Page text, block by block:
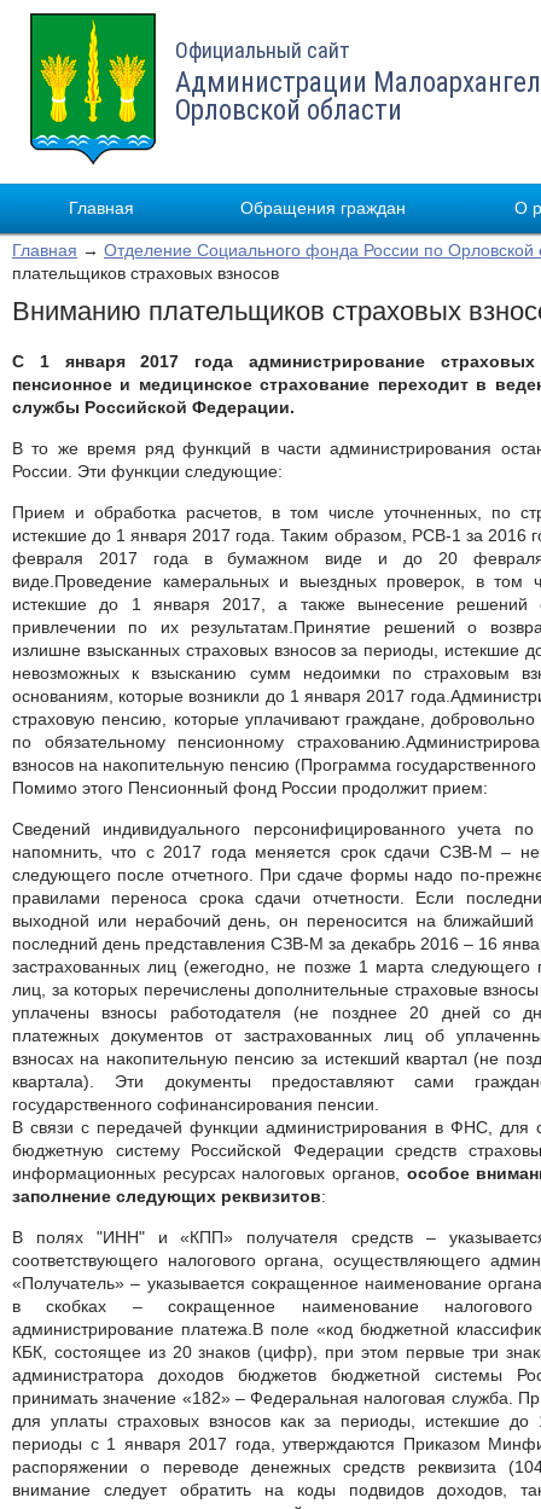
Официальный сайт
Администрации
Орловской области
Главная Обращения граждан О
Главная → Отделение Социального фонда России по Орловской
плательщиков страховых взносов
Вниманию плательщиков страховых
С 1 января 2017 года администрирование страховых
пенсионное и медицинское страхование переходит в
службы Российской Федерации.
В то же время ряд функций в части администрирования
России. Эти функции следующие:
Прием и обработка расчетов, в том числе уточненных, по
истекшие до 1 января 2017 года. Таким образом, РСВ-1 за 2016
февраля 2017 года в бумажном виде и до 20
виде.Проведение камеральных и выездных проверок, в том
истекшие до 1 января 2017, а также вынесение решений
привлечении по их результатам.Принятие решений о
излишне взысканных страховых взносов за периоды, истекшие
невозможных к взысканию сумм недоимки по страховым
основаниям, которые возникли до 1 января 2017
страховую пенсию, которые уплачивают граждане,
по обязательному пенсионному
взносов на накопительную пенсию (Программа
Помимо этого Пенсионный фонд России продолжит прием:
Сведений индивидуального персонифицированного
напомнить, что с 2017 года меняется срок сдачи СЗВ-М –
следующего после отчетного. При сдаче формы надо по-
правилами переноса срока сдачи отчетности. Если
выходной или нерабочий день, он переносится на
последний день представления СЗВ-М за декабрь 2016 – 16
застрахованных лиц (ежегодно, не позже 1 марта следующего
лиц, за которых перечислены дополнительные страховые
уплачены взносы работодателя (не позднее 20 дней со
платежных документов от застрахованных лиц об
взносах на накопительную пенсию за истекший квартал (не
квартала). Эти документы предоставляют сами
государственного софинансирования пенсии.
В связи с передачей функции администрирования в ФНС, для
бюджетную систему Российской Федерации средств
информационных ресурсах налоговых органов, особое
заполнение следующих реквизитов:
В полях "ИНН" и «КПП» получателя средств –
соответствующего налогового органа, осуществляющего
«Получатель» – указывается сокращенное наименование
в скобках – сокращенное наименование налогового
администрирование платежа.В поле «код бюджетной
КБК, состоящее из 20 знаков (цифр), при этом первые три
администратора доходов бюджетов бюджетной системы
принимать значение «182» – Федеральная налоговая служба.
для уплаты страховых взносов как за периоды, истекшие
периоды с 1 января 2017 года, утверждаются Приказом
распоряжении о переводе денежных средств реквизита
внимание следует обратить на коды подвидов доходов,